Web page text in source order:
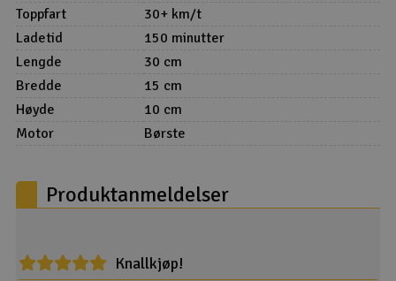
Toppfart
30+ km/t
Ladetid
150 minutter
Lengde
30 cm
Bredde
15 cm
Høyde
10 cm
Motor
Børste
Produktanmeldelser
Knallkjøp!